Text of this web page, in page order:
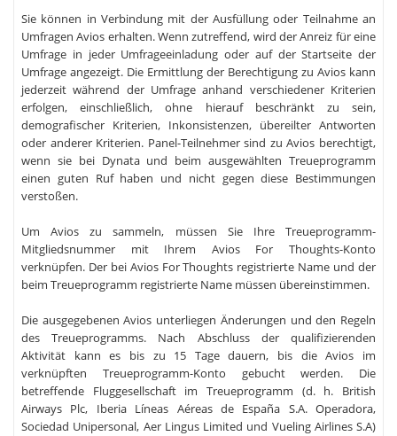
Sie können in Verbindung mit der Ausfüllung oder Teilnahme an
Umfragen Avios erhalten. Wenn zutreffend, wird der Anreiz für eine
Umfrage in jeder Umfrageeinladung oder auf der Startseite der
Umfrage angezeigt. Die Ermittlung der Berechtigung zu Avios kann
jederzeit während der Umfrage anhand verschiedener Kriterien
erfolgen, einschließlich, ohne hierauf beschränkt zu sein,
demografischer Kriterien, Inkonsistenzen, übereilter Antworten
oder anderer Kriterien. Panel-Teilnehmer sind zu Avios berechtigt,
wenn sie bei Dynata und beim ausgewählten Treueprogramm
einen guten Ruf haben und nicht gegen diese Bestimmungen
verstoßen.
Um Avios zu sammeln, müssen Sie Ihre Treueprogramm-
Mitgliedsnummer mit Ihrem Avios For Thoughts-Konto
verknüpfen. Der bei Avios For Thoughts registrierte Name und der
beim Treueprogramm registrierte Name müssen übereinstimmen.
Die ausgegebenen Avios unterliegen Änderungen und den Regeln
des Treueprogramms. Nach Abschluss der qualifizierenden
Aktivität kann es bis zu 15 Tage dauern, bis die Avios im
verknüpften Treueprogramm-Konto gebucht werden. Die
betreffende Fluggesellschaft im Treueprogramm (d. h. British
Airways Plc, Iberia Líneas Aéreas de España S.A. Operadora,
Sociedad Unipersonal, Aer Lingus Limited und Vueling Airlines S.A)